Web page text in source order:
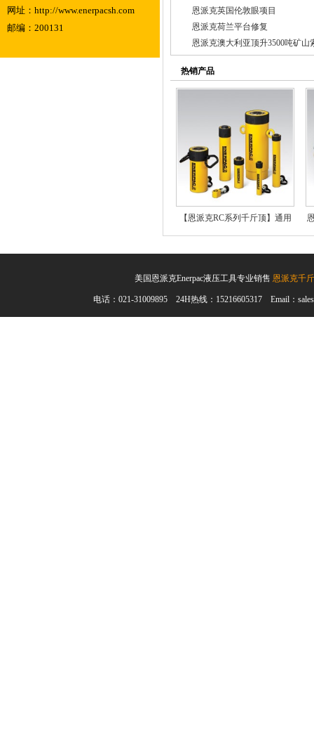
网址：http://www.enerpacsh.com
邮编：200131
恩派克英国伦敦眼项目
恩派克荷兰平台修复
恩派克澳大利亚顶升3500吨矿山
热销产品
【恩派克RC系列千斤顶】通用
美国恩派克Enerpac液压工具专业销售 恩派克千
电话：021-31009895 24H热线：15216605317 Email：